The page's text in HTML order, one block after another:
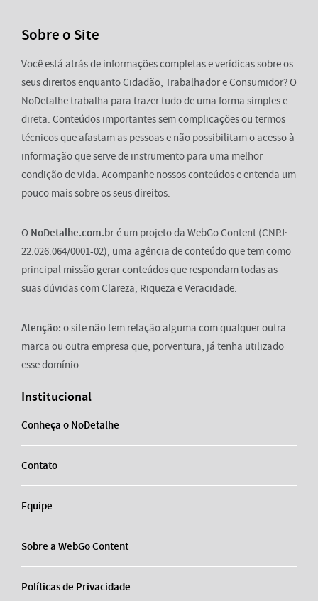
Sobre o Site
Você está atrás de informações completas e verídicas sobre os
seus direitos enquanto Cidadão, Trabalhador e Consumidor? O
NoDetalhe trabalha para trazer tudo de uma forma simples e
direta. Conteúdos importantes sem complicações ou termos
técnicos que afastam as pessoas e não possibilitam o acesso à
informação que serve de instrumento para uma melhor
condição de vida. Acompanhe nossos conteúdos e entenda um
pouco mais sobre os seus direitos.
O NoDetalhe.com.bré um projeto da WebGo Content (CNPJ:
22.026.064/0001-02), uma agência de conteúdo que tem como
principal missão gerar conteúdos que respondam todas as
suas dúvidas com Clareza, Riqueza e Veracidade.
Atenção: o site não tem relação alguma com qualquer outra
marca ou outra empresa que, porventura, já tenha utilizado
esse domínio.
Institucional
Conheça o NoDetalhe
Contato
Equipe
Sobre a WebGo Content
Políticas de Privacidade